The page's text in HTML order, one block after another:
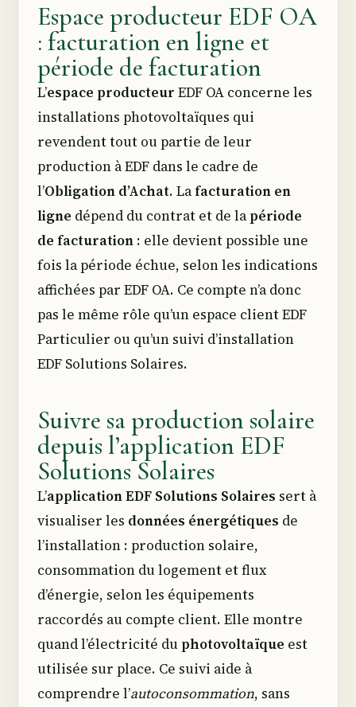
Espace producteur EDF OA
: facturation en ligne et
période de facturation
L’espace producteur EDF OA concerne les
installations photovoltaïques qui
revendent tout ou partie de leur
production à EDF dans le cadre de
l’Obligation d’Achat. Lafacturation en
ligne dépend du contrat et de lapériode
de facturation : elle devient possible une
fois la période échue, selon les indications
affichées par EDF OA. Ce compte n’a donc
pas le même rôle qu’un espace client EDF
Particulier ou qu’un suivi d’installation
EDF Solutions Solaires.
Suivre sa production solaire
depuis l’application EDF
Solutions Solaires
L’application EDF Solutions Solaires sert à
visualiser les données énergétiques de
l’installation : production solaire,
consommation du logement et flux
d’énergie, selon les équipements
raccordés au compte client. Elle montre
quand l’électricité duphotovoltaïque est
utilisée sur place. Ce suivi aide à
comprendre l’autoconsommation, sans